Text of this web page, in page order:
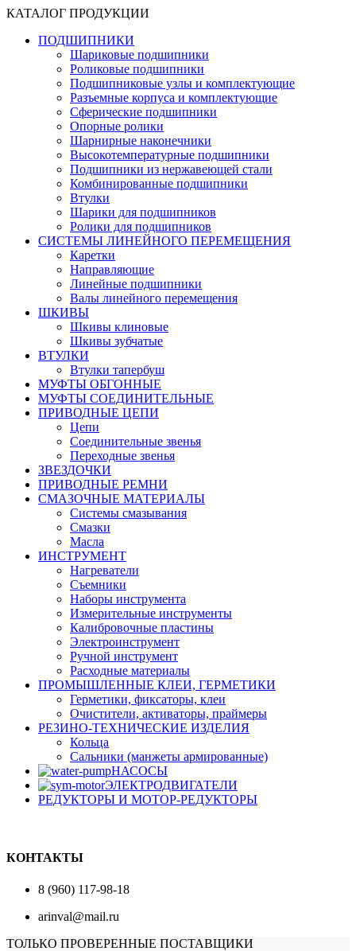
КАТАЛОГ ПРОДУКЦИИ
ПОДШИПНИКИ
Шариковые подшипники
Роликовые подшипники
Подшипниковые узлы и комплектующие
Разъемные корпуса и комплектующие
Сферические подшипники
Опорные ролики
Шарнирные наконечники
Высокотемпературные подшипники
Подшипники из нержавеющей стали
Комбинированные подшипники
Втулки
Шарики для подшипников
Ролики для подшипников
СИСТЕМЫ ЛИНЕЙНОГО ПЕРЕМЕЩЕНИЯ
Каретки
Направляющие
Линейные подшипники
Валы линейного перемещения
ШКИВЫ
Шкивы клиновые
Шкивы зубчатые
ВТУЛКИ
Втулки тапербуш
МУФТЫ ОБГОННЫЕ
МУФТЫ СОЕДИНИТЕЛЬНЫЕ
ПРИВОДНЫЕ ЦЕПИ
Цепи
Соединительные звенья
Переходные звенья
ЗВЕЗДОЧКИ
ПРИВОДНЫЕ РЕМНИ
СМАЗОЧНЫЕ МАТЕРИАЛЫ
Системы смазывания
Смазки
Масла
ИНСТРУМЕНТ
Нагреватели
Съемники
Наборы инструмента
Измерительные инструменты
Калибровочные пластины
Электроинструмент
Ручной инструмент
Расходные материалы
ПРОМЫШЛЕННЫЕ КЛЕИ, ГЕРМЕТИКИ
Герметики, фиксаторы, клеи
Очистители, активаторы, праймеры
РЕЗИНО-ТЕХНИЧЕСКИЕ ИЗДЕЛИЯ
Кольца
Сальники (манжеты армированные)
НАСОСЫ
ЭЛЕКТРОДВИГАТЕЛИ
РЕДУКТОРЫ И МОТОР-РЕДУКТОРЫ
КОНТАКТЫ
8 (960) 117-98-18
arinval@mail.ru
ТОЛЬКО ПРОВЕРЕННЫЕ ПОСТАВЩИКИ